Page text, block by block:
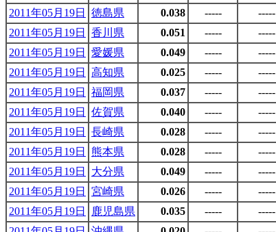
2011年05月19日
徳島県 0.038 ----- -----
2011年05月19日
香川県 0.051 ----- -----
2011年05月19日
愛媛県 0.049 ----- -----
2011年05月19日
高知県 0.025 ----- -----
2011年05月19日
福岡県 0.037 ----- -----
2011年05月19日
佐賀県 0.040 ----- -----
2011年05月19日
長崎県 0.028 ----- -----
2011年05月19日
熊本県 0.028 ----- -----
2011年05月19日
大分県 0.049 ----- -----
2011年05月19日
宮崎県 0.026 ----- -----
2011年05月19日
鹿児島県 0.035 ----- -----